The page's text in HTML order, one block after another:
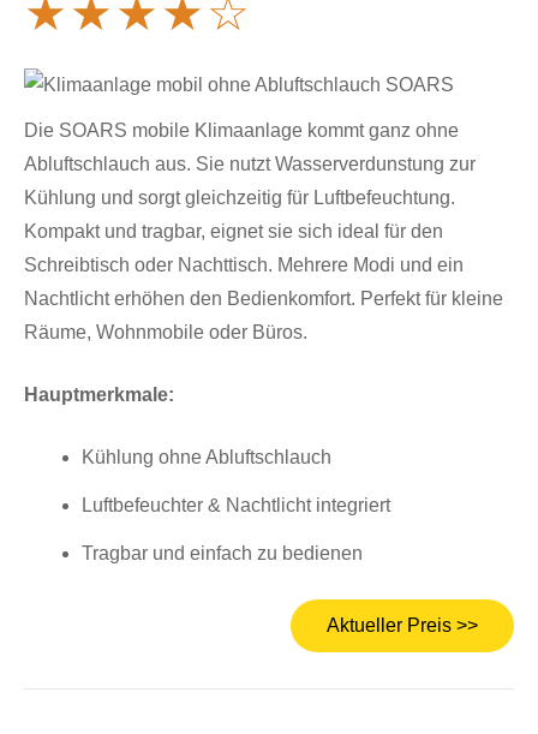
★★★★☆
Die SOARS mobile Klimaanlage kommt ganz ohne
Abluftschlauch aus. Sie nutzt Wasserverdunstung zur
Kühlung und sorgt gleichzeitig für Luftbefeuchtung.
Kompakt und tragbar, eignet sie sich ideal für den
Schreibtisch oder Nachttisch. Mehrere Modi und ein
Nachtlicht erhöhen den Bedienkomfort. Perfekt für kleine
Räume, Wohnmobile oder Büros.
Hauptmerkmale:
Kühlung ohne Abluftschlauch
Luftbefeuchter & Nachtlicht integriert
Tragbar und einfach zu bedienen
Aktueller Preis >>